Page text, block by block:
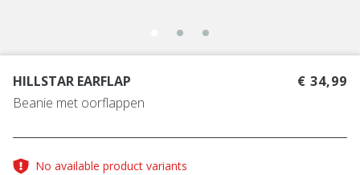
HILLSTAR EARFLAP
Beanie met oorflappen
€ 34,99
No available product variants